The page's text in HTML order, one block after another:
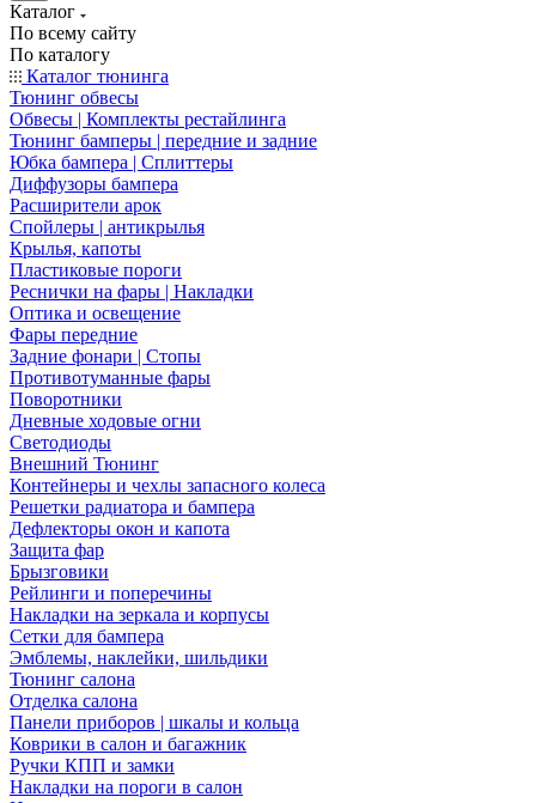
Каталог
По всему сайту
По каталогу
Каталог тюнинга
Тюнинг обвесы
Обвесы | Комплекты рестайлинга
Тюнинг бамперы | передние и задние
Юбка бампера | Сплиттеры
Диффузоры бампера
Расширители арок
Спойлеры | антикрылья
Крылья, капоты
Пластиковые пороги
Реснички на фары | Накладки
Оптика и освещение
Фары передние
Задние фонари | Стопы
Противотуманные фары
Поворотники
Дневные ходовые огни
Светодиоды
Внешний Тюнинг
Контейнеры и чехлы запасного колеса
Решетки радиатора и бампера
Дефлекторы окон и капота
Защита фар
Брызговики
Рейлинги и поперечины
Накладки на зеркала и корпусы
Сетки для бампера
Эмблемы, наклейки, шильдики
Тюнинг салона
Отделка салона
Панели приборов | шкалы и кольца
Коврики в салон и багажник
Ручки КПП и замки
Накладки на пороги в салон